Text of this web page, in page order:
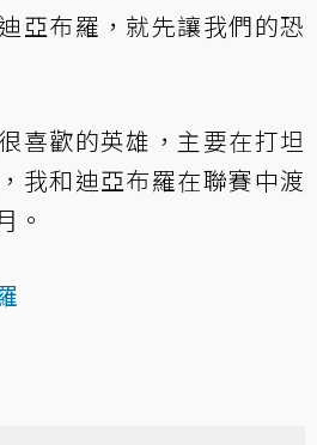
亞布羅，就先讓我們的恐
喜歡的英雄，主要在打坦
我和迪亞布羅在聯賽中渡
。